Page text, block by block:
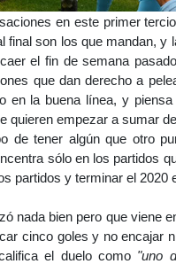
en este primer
son los que mandan, y
el fin de semana
que dan derecho a
en la buena línea, y
quieren empezar a sumar
de tener algún que otro
sólo en los partidos
partidos y terminar el 2020
nada bien pero que viene
cinco goles y no encajar
el duelo como "uno